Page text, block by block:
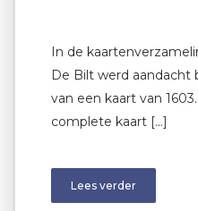
In de
De Bilt werd aandacht
van een kaart van
complete kaart […]
Lees verder